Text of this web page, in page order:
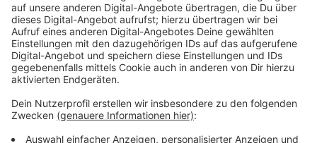
ein neues ersetzt werden.
Anzeige